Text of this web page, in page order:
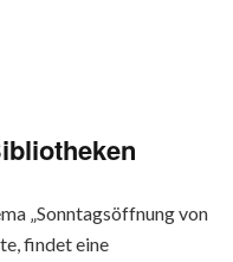
„Sonntagsöffnung von
findet eine